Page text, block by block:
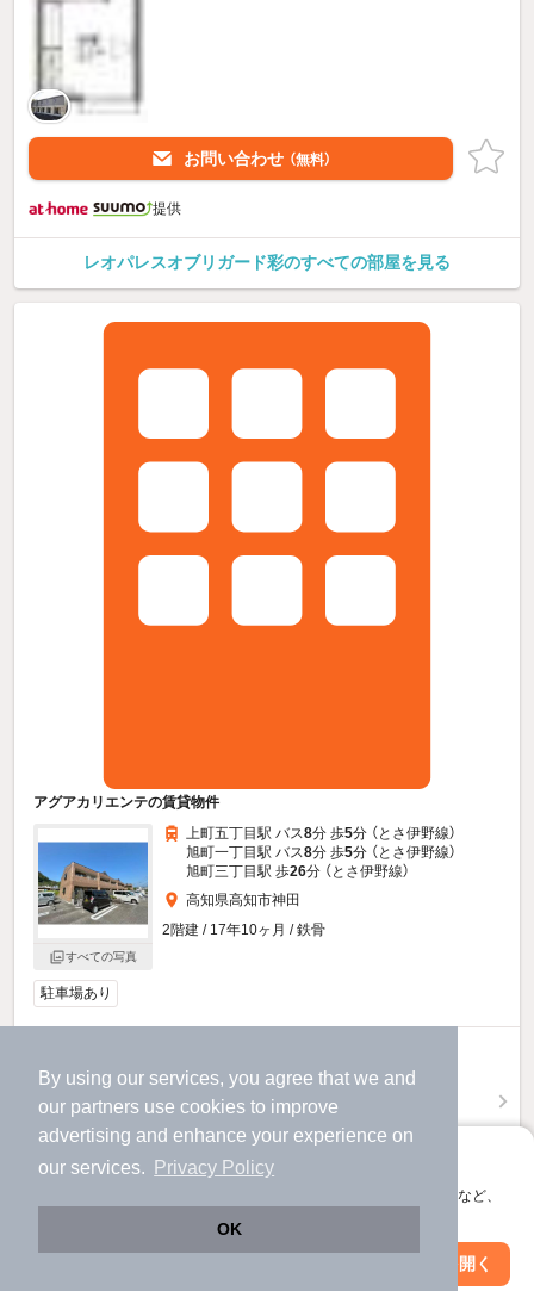
By using our services, you agree that we and
our partners use cookies to improve
advertising and enhance your experience on
our services.
Privacy Policy
OK
アプリに切り替えて、サクサクお部屋探し
会員登録なしですぐ使える。マップ検索やお気に入り保存など、
アプリを開く
お問い合わせ （無料）
提供
レオパレスオブリガード彩のすべての部屋を見る
アグアカリエンテの賃貸物件
すべての写真
上町五丁目駅 バス8分 歩5分 （とさ伊野線）
旭町一丁目駅 バス8分 歩5分 （とさ伊野線）
旭町三丁目駅 歩26分 （とさ伊野線）
高知県高知市神田
2階建 / 17年10ヶ月 / 鉄骨
駐車場あり
（管理費3,000円）
2階 / 2LDK / 57.85㎡
絞り込み条件を変更